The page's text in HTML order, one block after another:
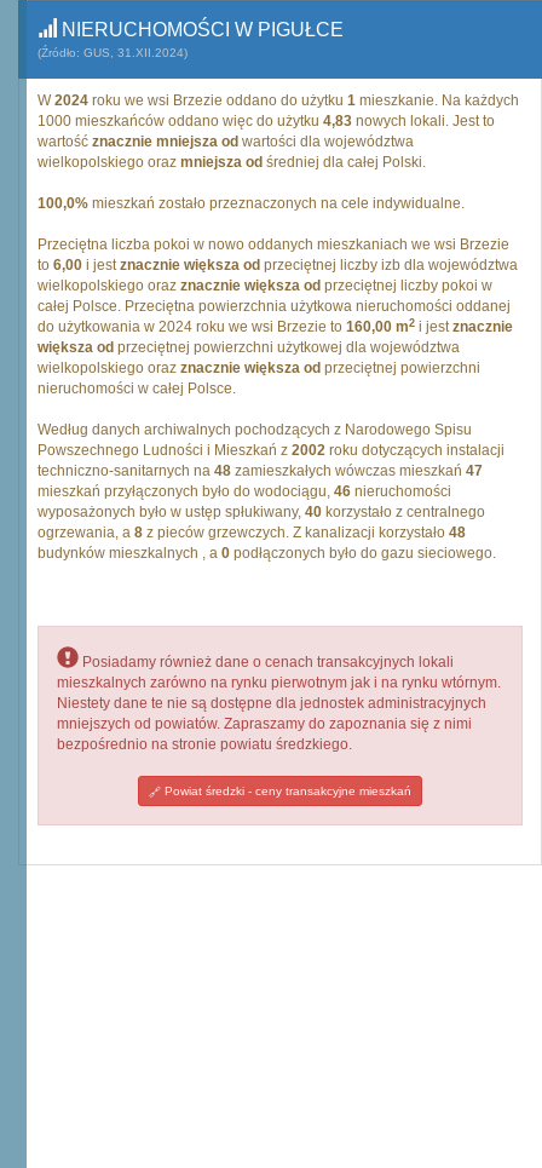
NIERUCHOMOŚCI W PIGUŁCE
(Źródło: GUS, 31.XII.2024)
W2024 roku we wsi Brzezie oddano do użytku 1 mieszkanie. Na każdych
1000 mieszkańców oddano więc do użytku 4,83 nowych lokali. Jest to
wartość znacznie mniejsza od wartości dla województwa
wielkopolskiego oraz mniejsza od średniej dla całej Polski.
100,0% mieszkań zostało przeznaczonych na cele indywidualne.
Przeciętna liczba pokoi w nowo oddanych mieszkaniach we wsi Brzezie
to 6,00 i jestznacznie większa od przeciętnej liczby izb dla województwa
wielkopolskiego oraz znacznie większa od przeciętnej liczby pokoi w
całej Polsce. Przeciętna powierzchnia użytkowa nieruchomości oddanej
do użytkowania w 2024 roku we wsi Brzezie to 160,00 m2 i jestznacznie
większa od przeciętnej powierzchni użytkowej dla województwa
wielkopolskiego oraz znacznie większa od przeciętnej powierzchni
nieruchomości w całej Polsce.
Według danych archiwalnych pochodzących z Narodowego Spisu
Powszechnego Ludności i Mieszkań z 2002 roku dotyczących instalacji
techniczno-sanitarnych na 48 zamieszkałych wówczas mieszkań 47
mieszkań przyłączonych było do wodociągu, 46 nieruchomości
wyposażonych było w ustęp spłukiwany, 40 korzystało z centralnego
ogrzewania, a 8 z pieców grzewczych. Z kanalizacji korzystało 48
budynków mieszkalnych , a 0 podłączonych było do gazu sieciowego.
Posiadamy również dane o cenach transakcyjnych lokali
mieszkalnych zarówno na rynku pierwotnym jak i na rynku wtórnym.
Niestety dane te nie są dostępne dla jednostek administracyjnych
mniejszych od powiatów. Zapraszamy do zapoznania się z nimi
bezpośrednio na stronie powiatu średzkiego.
Powiat średzki - ceny transakcyjne mieszkań